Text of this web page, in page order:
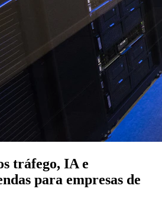
tráfego, IA e
para empresas de